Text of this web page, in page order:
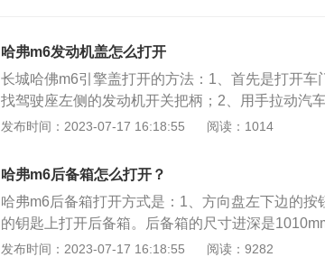
哈弗m6发动机盖怎么打开
长城哈佛m6引擎盖打开的方法：1、首先是打开车
找驾驶座左侧的发动机开关把柄；2、用手拉动汽
声后即可；3、查看汽车发动机引擎盖是否被开启
全扣。才能够打开汽车引擎盖；5、支起汽车发动
顶端的扣卡入引擎盖上，即可；6、查看发动机运
机引擎盖之后，就可以对发动机进行其他操作了。
发布时间：2023-07-17 16:18:55 阅读：1014
哈弗m6后备箱怎么打开？
哈弗m6后备箱打开方式是：1、方向盘左下边的按
的钥匙上打开后备箱。后备箱的尺寸进深是
10mm。哈弗m6是哈弗旗下的一款紧凑型suv，这
发布时间：2023-07-17 16:18:55 阅读：9282